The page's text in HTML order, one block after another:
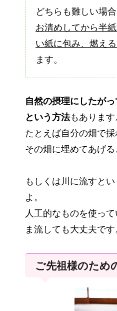
どちらも難しい場合
お清めしてから半
い紙に包み、燃え
ます。
自然の摂理にしたが
という方法もあります
たとえば自分の畑で採
その畑に埋めてあげる
もしくは川に流すと
よ。
人工的なものを使っ
ま流しても大丈夫です
ご先祖様のため